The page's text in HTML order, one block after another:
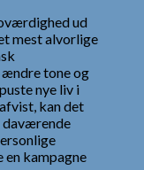
ud
mest alvorlige
tone og
nye liv i
kan det
daværende
kampagne